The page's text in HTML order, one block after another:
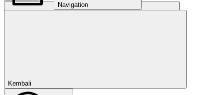
Navigation
Kembali